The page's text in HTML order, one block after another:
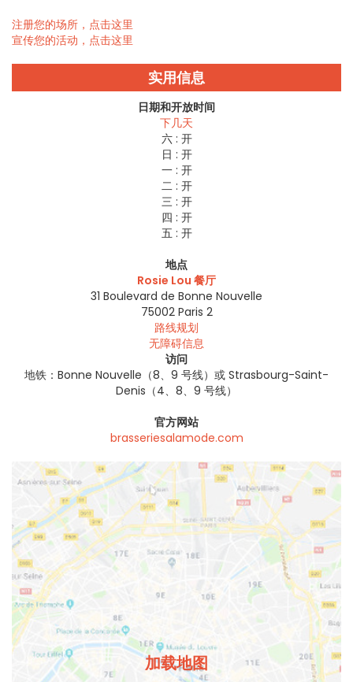
注册您的场所，点击这里
宣传您的活动，点击这里
实用信息
日期和开放时间
下几天
六 : 开
日 : 开
一 : 开
二 : 开
三 : 开
四 : 开
五 : 开
地点
Rosie Lou 餐厅
31 Boulevard de Bonne Nouvelle
75002 Paris 2
路线规划
无障碍信息
访问
地铁：Bonne Nouvelle（8、9 号线）或 Strasbourg-Saint-
Denis（4、8、9 号线）
官方网站
brasseriesalamode.com
加载地图